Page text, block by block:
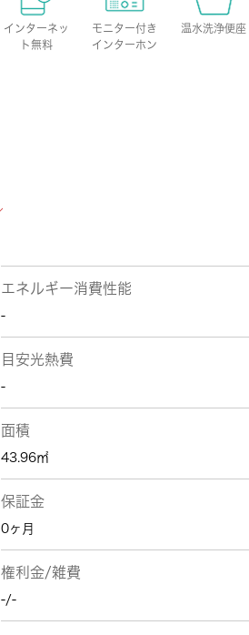
インターネッ
ト無料
モニター付き
インターホン
温水洗浄便座
エネルギー消費性能
-
目安光熱費
-
面積
43.96㎡
保証金
0ヶ月
権利金/雑費
-/-